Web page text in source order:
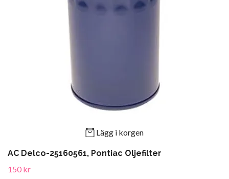
Lägg i korgen
AC Delco-25160561, Pontiac Oljefilter
150 kr